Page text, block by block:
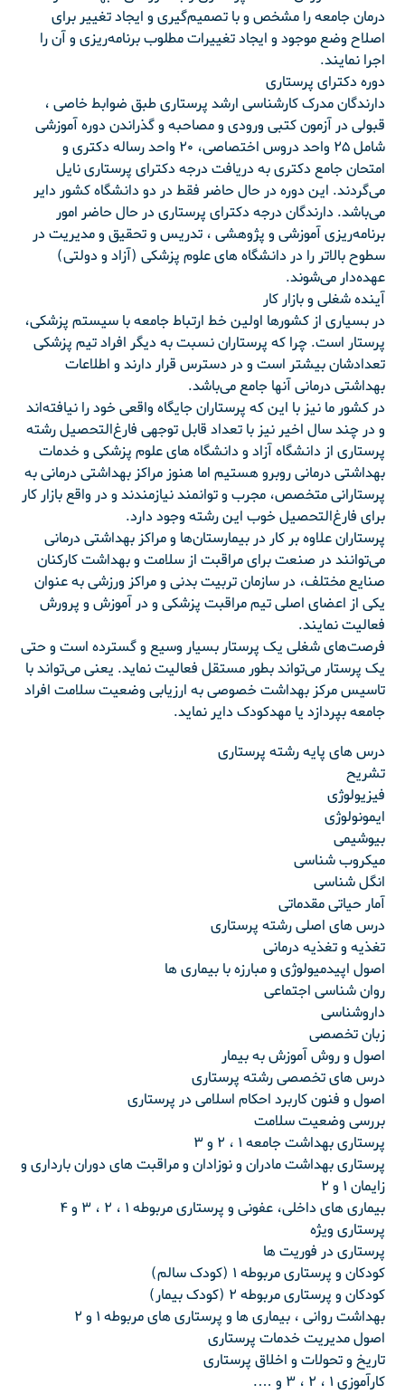
درمان جامعه را مشخص و با تصمیم‌گیری و ایجاد تغییر برای
اصلاح وضع موجود و ایجاد تغییرات مطلوب برنامه‌ریزی و آن را
اجرا نمایند.
دوره دکترای پرستاری
دارندگان مدرک کارشناسی ارشد پرستاری طبق ضوابط خاصی ،
قبولی در آزمون کتبی ورودی و مصاحبه و گذراندن دوره آموزشی
شامل ۲۵ واحد دروس اختصاصی، ۲۰ واحد رساله دکتری و
امتحان جامع دکتری به دریافت درجه دکترای پرستاری نایل
می‌گردند. این دوره در حال حاضر فقط در دو دانشگاه کشور دایر
می‌باشد. دارندگان درجه دکترای پرستاری در حال حاضر امور
برنامه‌ریزی آموزشی و پژوهشی ، تدریس و تحقیق و مدیریت در
سطوح بالاتر را در دانشگاه های علوم پزشکی (آزاد و دولتی)
عهده‌دار می‌شوند.
آینده شغلی و بازار کار
در بسیاری از کشورها اولین خط ارتباط جامعه با سیستم پزشکی،
پرستار است. چرا که پرستاران نسبت به دیگر افراد تیم پزشکی
تعدادشان بیشتر است و در دسترس قرار دارند و اطلاعات
بهداشتی درمانی آنها جامع می‌باشد.
در کشور ما نیز با این که پرستاران جایگاه واقعی خود را نیافته‌اند
و در چند سال اخیر نیز با تعداد قابل توجهی فارغ‌التحصیل رشته
پرستاری از دانشگاه آزاد و دانشگاه های علوم پزشکی و خدمات
بهداشتی درمانی روبرو هستیم اما هنوز مراکز بهداشتی درمانی به
پرستارانی متخصص، مجرب و توانمند نیازمندند و در واقع بازار کار
برای فارغ‌التحصیل خوب این رشته وجود دارد.
پرستاران علاوه بر کار در بیمارستان‌ها و مراکز بهداشتی درمانی
می‌توانند در صنعت برای مراقبت از سلامت و بهداشت کارکنان
صنایع مختلف، در سازمان تربیت بدنی و مراکز ورزشی به عنوان
یکی از اعضای اصلی تیم مراقبت پزشکی و در آموزش و پرورش
فعالیت نمایند.
فرصت‌های شغلی یک پرستار بسیار وسیع و گسترده است و حتی
یک پرستار می‌تواند بطور مستقل فعالیت نماید. یعنی می‌تواند با
تاسیس مرکز بهداشت خصوصی به ارزیابی وضعیت سلامت افراد
جامعه بپردازد یا مهدکودک دایر نماید.
درس های پایه رشته پرستاری
تشریح
فیزیولوژی
ایمونولوژی
بیوشیمی
میکروب شناسی
انگل شناسی
آمار حیاتی مقدماتی
درس های اصلی رشته پرستاری
تغذیه و تغذیه درمانی
اصول اپیدمیولوژی و مبارزه با بیماری ها
روان شناسی اجتماعی
داروشناسی
زبان تخصصی
اصول و روش آموزش به بیمار
درس های تخصصی رشته پرستاری
اصول و فنون کاربرد احکام اسلامی در پرستاری
بررسی وضعیت سلامت
پرستاری بهداشت جامعه ۱ ، ۲ و ۳
پرستاری بهداشت مادران و نوزادان و مراقبت های دوران بارداری و
زایمان ۱ و ۲
بیماری های داخلی، عفونی و پرستاری مربوطه ۱ ، ۲ ، ۳ و ۴
پرستاری ویژه
پرستاری در فوریت ها
کودکان و پرستاری مربوطه ۱ (کودک سالم)
کودکان و پرستاری مربوطه ۲ (کودک بیمار)
بهداشت روانی ، بیماری ها و پرستاری های مربوطه ۱ و ۲
اصول مدیریت خدمات پرستاری
تاریخ و تحولات و اخلاق پرستاری
کارآموزی ۱ ، ۲ ، ۳ و ….